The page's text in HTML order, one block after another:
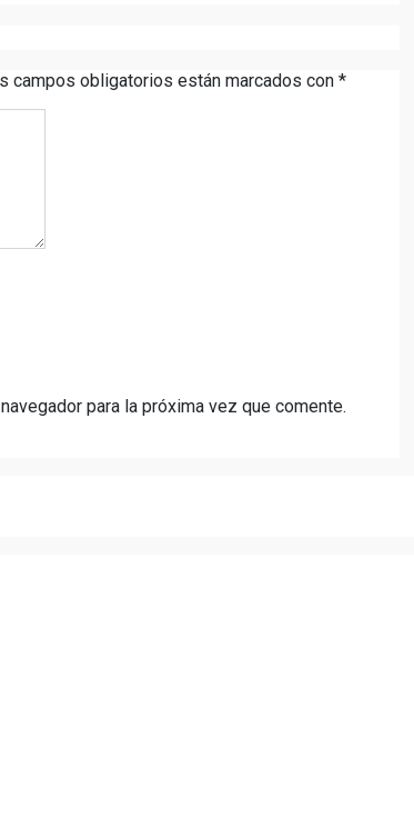
campos obligatorios están marcados con *
para la próxima vez que comente.